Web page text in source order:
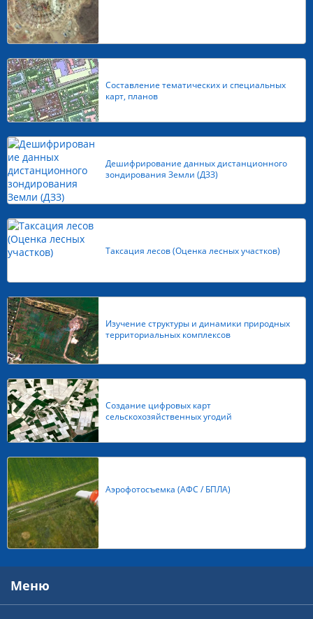
Составление тематических и специальных
карт, планов
Дешифрирование данных дистанционного
зондирования Земли (ДЗЗ)
Таксация лесов (Оценка лесных участков)
Изучение структуры и динамики природных
территориальных комплексов
Создание цифровых карт
сельскохозяйственных угодий
Аэрофотосъемка (АФС / БПЛА)
Меню